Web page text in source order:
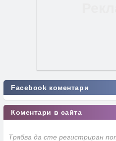
Facebook коментари
Коментари в сайта
Трябва да сте регистриран